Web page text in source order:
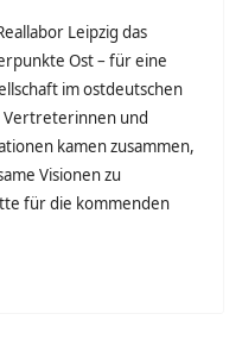
Leipzig das
Ost – für eine
im ostdeutschen
Vertreterinnen und
kamen zusammen,
Visionen zu
für die kommenden